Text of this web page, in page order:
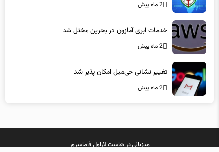
2 ماه پیش
خدمات ابری آمازون در بحرین مختل شد
2 ماه پیش
تغییر نشانی جی‌میل امکان پذیر شد
2 ماه پیش
میزبانی درهاست لاراولفاماسرور